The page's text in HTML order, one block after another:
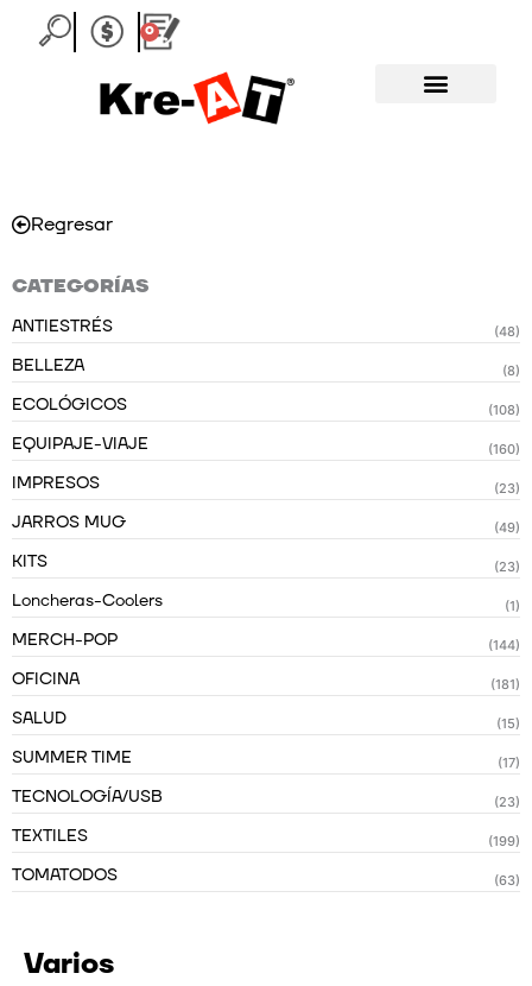
0
Carrito
Regresar
CATEGORÍAS
ANTIESTRÉS (48)
BELLEZA (8)
ECOLÓGICOS (108)
EQUIPAJE-VIAJE (160)
IMPRESOS (23)
JARROS MUG (49)
KITS (23)
Loncheras-Coolers (1)
MERCH-POP (144)
OFICINA (181)
SALUD (15)
SUMMER TIME (17)
TECNOLOGÍA/USB (23)
TEXTILES (199)
TOMATODOS (63)
Varios